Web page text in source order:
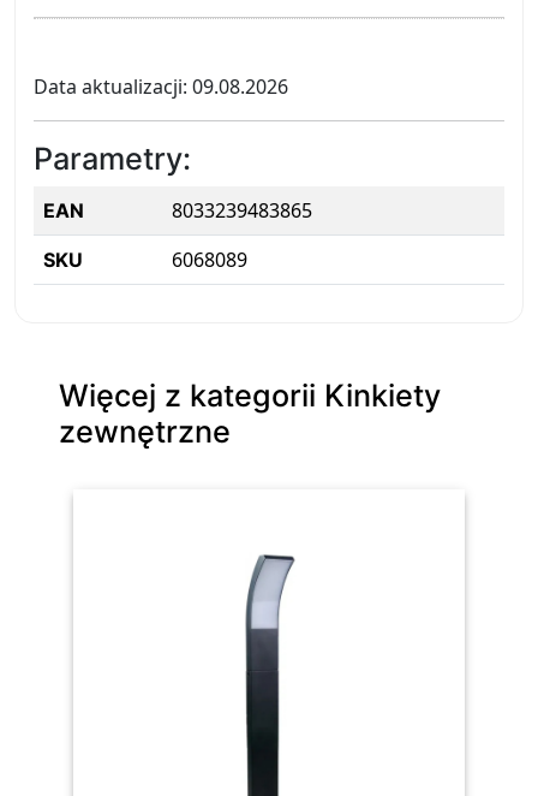
Data aktualizacji: 09.08.2026
Parametry:
EAN 8033239483865
SKU 6068089
Więcej z kategorii Kinkiety
zewnętrzne